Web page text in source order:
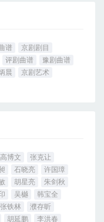
谱
京剧剧目
评剧曲谱
豫剧曲谱
晨
京剧艺术
高博文
张克让
石晓亮
许国璋
胡星亮
朱剑秋
吴樾
韩宝全
张铁林
濮存昕
胡延鹏 李洪春